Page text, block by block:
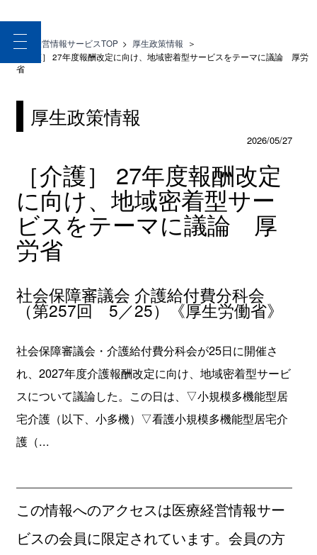
toggle
navigation
医療経営情報サービスTOP > 厚生政策情報 ＞
［介護］ 27年度報酬改定に向け、地域密着型サービスをテーマに議論 厚労
省
厚生政策情報
2026/05/27
［介護］ 27年度報酬改定
に向け、地域密着型サー
ビスをテーマに議論 厚
労省
社会保障審議会 介護給付費分科会
（第257回 5／25）《厚生労働省》
社会保障審議会・介護給付費分科会が25日に開催さ
れ、2027年度介護報酬改定に向け、地域密着型サービ
スについて議論した。この日は、▽小規模多機能型居
宅介護（以下、小多機）▽看護小規模多機能型居宅介
護（...
この情報へのアクセスは医療経営情報サー
ビスの会員に限定されています。会員の方